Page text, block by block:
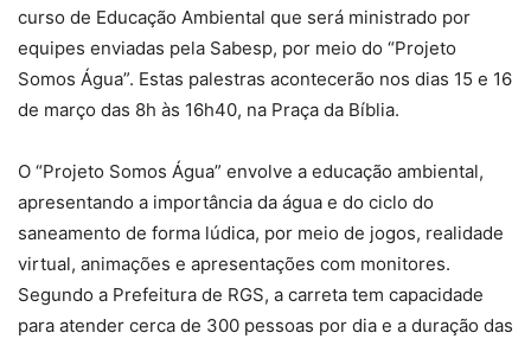
curso de Educação Ambiental que será ministrado por
equipes enviadas pela Sabesp, por meio do “Projeto
Somos Água”. Estas palestras acontecerão nos dias 15 e 16
de março das 8h às 16h40, na Praça da Bíblia.
O “Projeto Somos Água” envolve a educação ambiental,
apresentando a importância da água e do ciclo do
saneamento de forma lúdica, por meio de jogos, realidade
virtual, animações e apresentações com monitores.
Segundo a Prefeitura de RGS, a carreta tem capacidade
para atender cerca de 300 pessoas por dia e a duração das